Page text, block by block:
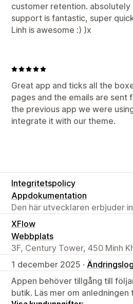
customer retention.
support is fantastic, super
Linh is awesome :) )x
Great app and ticks all the
pages and the emails are sent
the previous app we were
integrate it with our theme.
Integritetspolicy
Appdokumentation
Den här utvecklaren erbjuder
XFlow
Webbplats
3F, Century Tower, 450 Minh
1 december 2025 ·
Appen behöver tillgång till
butik. Läs mer om